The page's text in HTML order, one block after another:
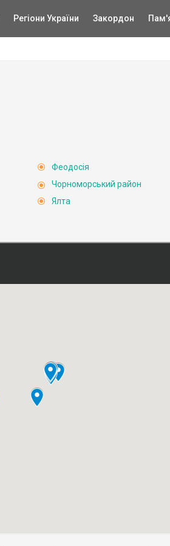
Регіони України Закордон
Феодосія
Чорноморський район
Ялта